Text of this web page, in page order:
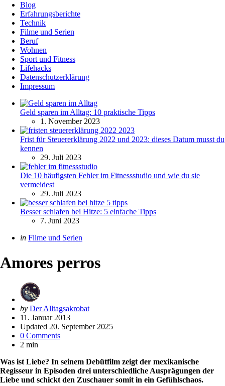
Blog
Erfahrungsberichte
Technik
Filme und Serien
Beruf
Wohnen
Sport und Fitness
Lifehacks
Datenschutzerklärung
Impressum
Geld sparen im Alltag: 10 praktische Tipps
1. November 2023
Frist für Steuererklärung 2022 und 2023: dieses Datum musst du
kennen
29. Juli 2023
Die 10 häufigsten Fehler im Fitnessstudio und wie du sie
vermeidest
29. Juli 2023
Besser schlafen bei Hitze: 5 einfache Tipps
7. Juni 2023
Categories
Posted
in Filme und Serien
Amores perros
Posted
by
by Der Alltagsakrobat
11. Januar 2013
Updated 20. September 2025
0 Comments
2 min
Was ist Liebe? In seinem Debütfilm zeigt der mexikanische
Regisseur in Episoden drei unterschiedliche Ausprägungen der
Liebe und schickt den Zuschauer somit in ein Gefühlschaos.